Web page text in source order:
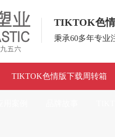
TIKTOK色
秉承60多年专
TIKTOK色情版下载周转箱